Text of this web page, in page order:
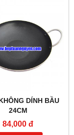
DÍNH BẦU
24CM
84,000 đ